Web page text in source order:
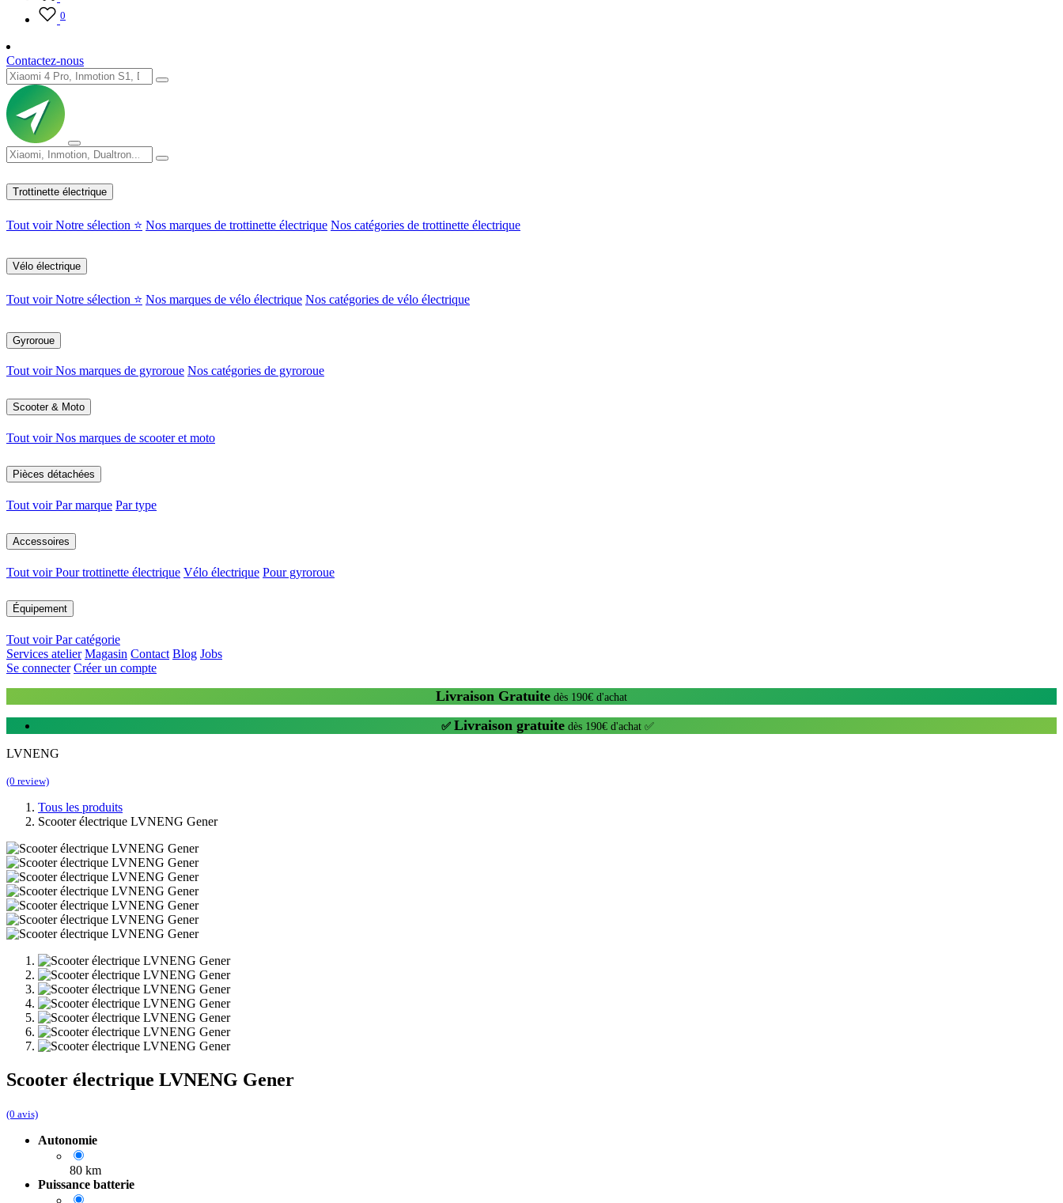
0
Contactez-nous
Trottinette électrique
Tout voirNotre sélection ⭐ Nos marques de trottinette électrique Nos catégories de trottinette électrique
Vélo électrique
Tout voirNotre sélection ⭐ Nos marques de vélo électrique Nos catégories de vélo électrique
Gyroroue
Tout voirNos marques de gyroroue Nos catégories de gyroroue
Scooter & Moto
Tout voirNos marques de scooter et moto
Pièces détachées
Tout voirPar marque Par type
Accessoires
Tout voirPour trottinette électrique Vélo électrique Pour gyroroue
Équipement
Tout voirPar catégorie
Services atelier Magasin Contact Blog Jobs
Se connecter Créer un compte
Livraison Gratuite dès 190€ d'achat
✅ Livraison gratuite dès 190€ d'achat ✅
LVNENG
(0 review)
Tous les produits
Scooter électrique LVNENG Gener
Scooter électrique LVNENG Gener
(0 avis)
Autonomie
80 km
Puissance batterie